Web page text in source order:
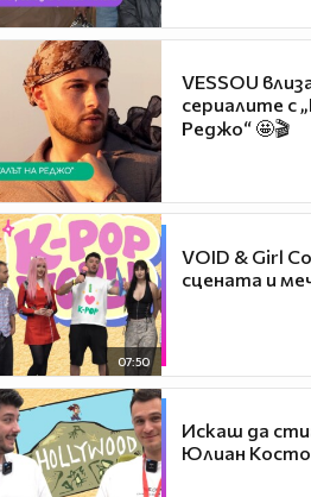
VESSOU
сериалите с
Реджо“ 🤩🎬
07:50
VOID & Girl
сцената и
Искаш да
Юлиан